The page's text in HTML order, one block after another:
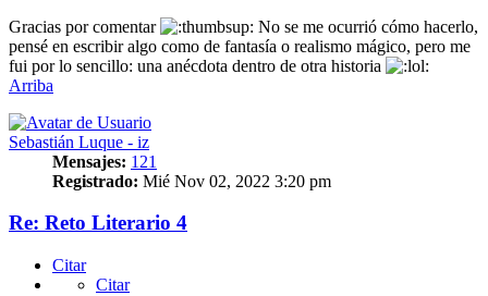
Gracias por comentar
No se me ocurrió cómo hacerlo,
pensé en escribir algo como de fantasía o realismo mágico, pero me
fui por lo sencillo: una anécdota dentro de otra historia
Arriba
Sebastián Luque - iz
Mensajes: 121
Registrado: Mié Nov 02, 2022 3:20 pm
Re: Reto Literario 4
Citar
Citar